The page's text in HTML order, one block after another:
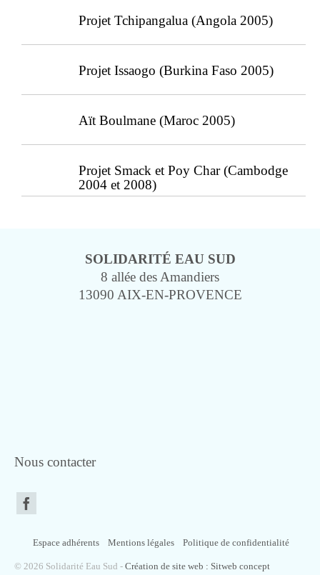
Projet Tchipangalua (Angola 2005)
Projet Issaogo (Burkina Faso 2005)
Aït Boulmane (Maroc 2005)
Projet Smack et Poy Char (Cambodge
2004 et 2008)
SOLIDARITÉ EAU SUD
8 allée des Amandiers
13090 AIX-EN-PROVENCE
Nous contacter
Espace adhérents Mentions légales Politique de confidentialité
© 2026 Solidarité Eau Sud - Création de site web : Sitweb concept